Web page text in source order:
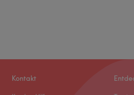
Kontakt